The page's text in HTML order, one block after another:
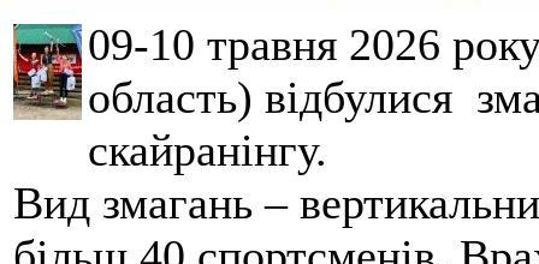
09-10 травня 2026
область) відбулися
скайранінгу.
Вид змагань –